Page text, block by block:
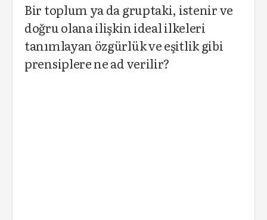
Bir toplum ya da gruptaki, istenir ve
doğru olana ilişkin ideal ilkeleri
tanımlayan özgürlük ve eşitlik gibi
prensiplere ne ad verilir?